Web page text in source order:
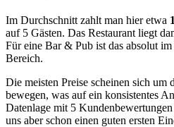
Im Durchschnitt zahlt man hier etwa
auf 5 Gästen. Das Restaurant liegt
Für eine Bar & Pub ist das absolut
Bereich.
Die meisten Preise scheinen sich um
bewegen, was auf ein konsistentes
Datenlage mit 5
uns aber schon einen guten ersten